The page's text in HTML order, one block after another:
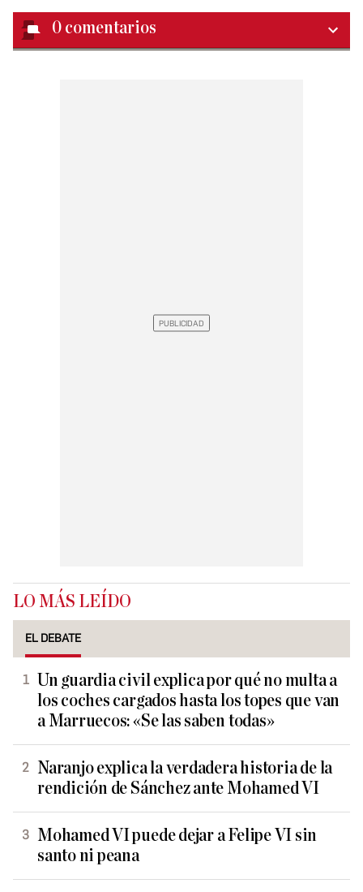
0 comentarios
LO MÁS LEÍDO
EL DEBATE
Un guardia civil explica por qué no multa a
los coches cargados hasta los topes que van
a Marruecos: «Se las saben todas»
Naranjo explica la verdadera historia de la
rendición de Sánchez ante Mohamed VI
Mohamed VI puede dejar a Felipe VI sin
santo ni peana